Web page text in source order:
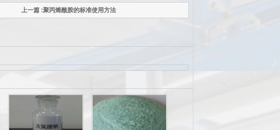
上一篇 :聚丙烯酰胺的标准使用方法